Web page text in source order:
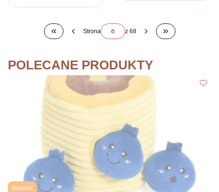
Wróć do pierwszej strony z produktami
Strona z 68
Przejdź do
POLECANE PRODUKTY
Nowość